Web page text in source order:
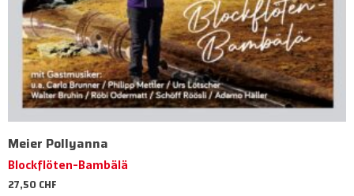
Meier Pollyanna
Blockflöten-Bambälä
27,50CHF